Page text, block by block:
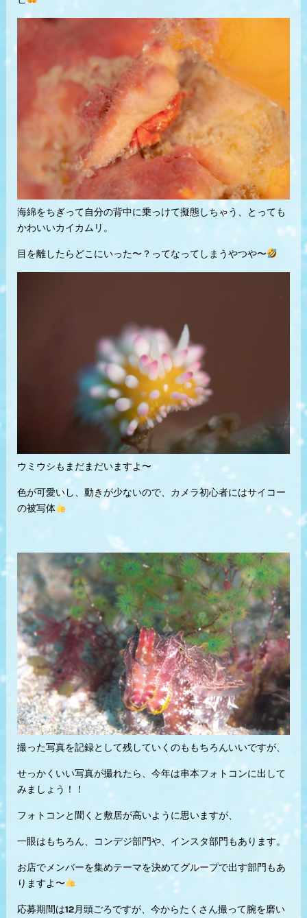
海綿をちぎって自分の背中に乗っけて擬態しちゃう、とっても
かわいいカイカムリ。
目を離したらどこにいった〜？ってなってしまうやつや〜
ウミウシもまだまだいますよ〜
色が可愛いし、動きが少ないので、カメラ初心者にはサイコー
の被写体
撮った写真を記録として残していくのももちろんいいですが、
せっかくいい写真が撮れたら、今年は串本フォトコンに出して
みましょう！！
フォトコンと聞くと敷居が高いように思いますが、
一眼はもちろん、コンデジ部門や、インスタ部門もあります。
お店でメンバーを集めテーマを決めてグループで出す部門もあ
りますよ〜
応募期間は12月頭ごろですが、今からたくさん撮って腕を磨い